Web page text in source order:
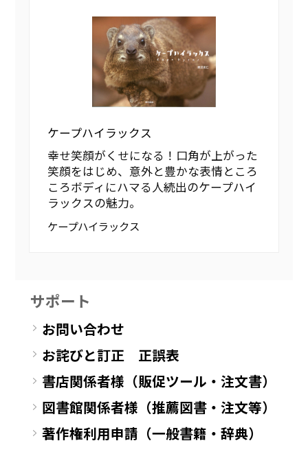
ケープハイラックス
幸せ笑顔がくせになる！口角が上がった
笑顔をはじめ、意外と豊かな表情ところ
ころボディにハマる人続出のケープハイ
ラックスの魅力。
ケープハイラックス
サポート
お問い合わせ
お詫びと訂正 正誤表
書店関係者様（販促ツール・注文書）
図書館関係者様（推薦図書・注文等）
著作権利用申請（一般書籍・辞典）